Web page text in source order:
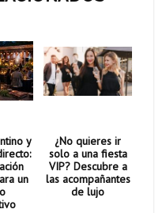
y
un
¿No quieres ir
solo a una fiesta
VIP? Descubre a
las acompañantes
de lujo